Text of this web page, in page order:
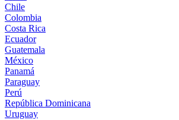
Chile
Colombia
Costa Rica
Ecuador
Guatemala
México
Panamá
Paraguay
Perú
República Dominicana
Uruguay